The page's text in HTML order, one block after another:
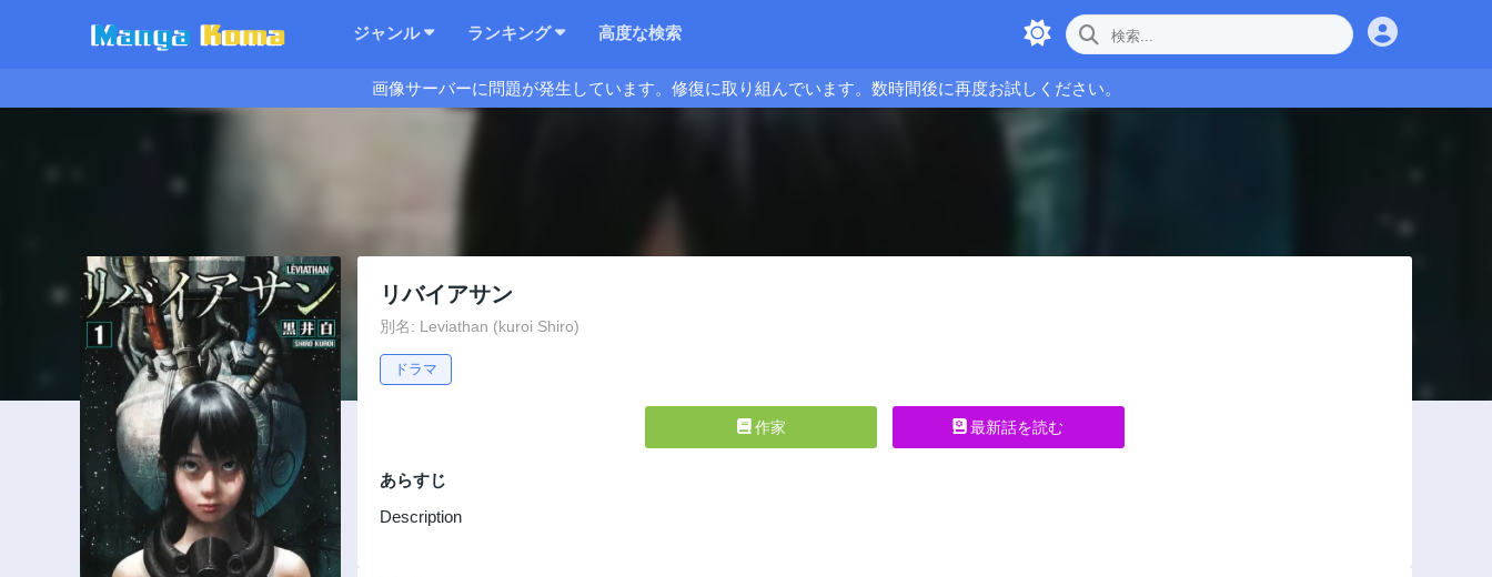
ジャンル ランキング 高度な検索
画像サーバーに問題が発生しています。修復に取り組んでいます。数時間後に再度お試しください。
リバイアサン
別名: Leviathan (kuroi Shiro)
ドラマ
作家 最新話を読む
あらすじ
Description